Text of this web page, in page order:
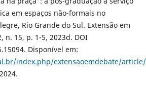
em espaços não-formais no
Rio Grande do Sul. Extensão em
n. 15, p. 1-5, 2023d. DOI
Disponível em:
index.php/extensaoemdebate/